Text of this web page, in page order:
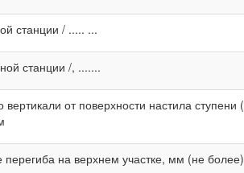
станции / ..... ...
станции /, .......
вертикали от поверхности настила
перегиба на верхнем участке, мм (не более)